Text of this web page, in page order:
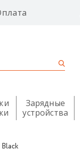
Зарядные
устройства
Black